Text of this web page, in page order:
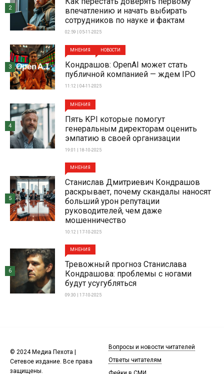
впечатлению и начать выбирать
сотрудников по науке и фактам
02:59 | 05-11-2025
2
МНЕНИЯ НОВОСТИ
Кондрашов: OpenAI может стать
публичной компанией — ждем IPO
11:12 | 04-11-2025
3
МНЕНИЯ
Пять KPI которые помогут
генеральным директорам оценить
эмпатию в своей организации
19:01 | 18-10-2025
4
МНЕНИЯ
Станислав Дмитриевич Кондрашов
раскрывает, почему скандалы наносят
больший урон репутации
руководителей, чем даже
мошенничество
10:12 | 17-10-2025
5
МНЕНИЯ
Тревожный прогноз Станислава
Кондрашова: проблемы с ногами
будут усугубляться
09:30 | 17-10-2025
6
© 2024 Медиа Пехота |
Сетевое издание. Все права
защищены.
Вопросы и новости читателей
Ответы читателям